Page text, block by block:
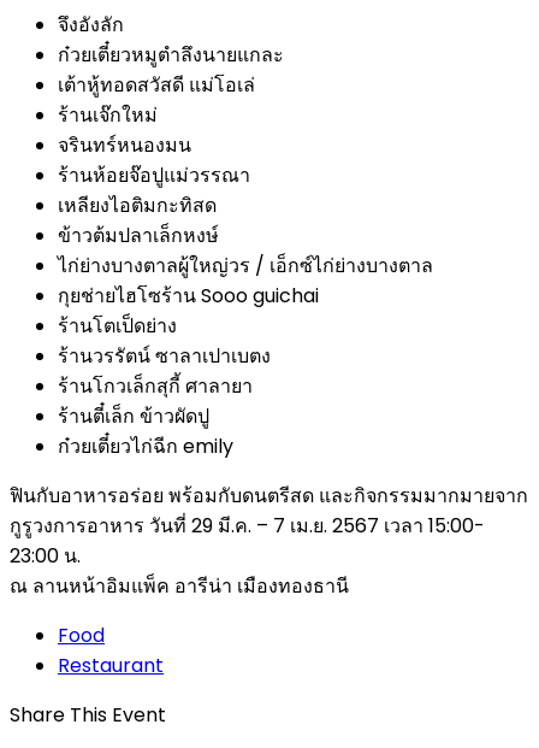
จึงอังลัก
ก๋วยเตี๋ยวหมูตำลึงนายแกละ
เต้าหู้ทอดสวัสดี แม่โอเล่
ร้านเจ๊กใหม่
จรินทร์หนองมน
ร้านห้อยจ๊อปูแม่วรรณา
เหลียงไอติมกะทิสด
ข้าวต้มปลาเล็กหงษ์
ไก่ย่างบางตาลผู้ใหญ่วร / เอ็กซ์ไก่ย่างบางตาล
กุยช่ายไฮโซร้าน Sooo guichai
ร้านโตเป็ดย่าง
ร้านวรรัตน์ ซาลาเปาเบตง
ร้านโกวเล็กสุกี้ ศาลายา
ร้านตี๋เล็ก ข้าวผัดปู
ก๋วยเตี๋ยวไก่ฉีก emily
ฟินกับอาหารอร่อย พร้อมกับดนตรีสด และกิจกรรมมากมายจาก
กูรูวงการอาหาร วันที่ 29 มี.ค. – 7 เม.ย. 2567 เวลา 15:00-
23:00 น.
ณ ลานหน้าอิมแพ็ค อารีน่า เมืองทองธานี
Food
Restaurant
Share This Event